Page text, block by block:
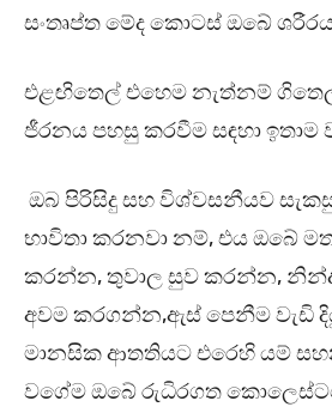
සංතෘප්ත මේද කොටස් ඔබේ
එළඟිතෙල් එහෙම නැත්නම්
ජීරනය පහසු කරවීම සඳහා ඉතාම
ඔබ පිරිසිදු සහ විශ්වසනීයව
භාවිතා කරනවා නම්, එය ඔබේ
කරන්න, තුවාල සුව කරන්න,
අවම කරගන්න,ඇස් පෙනීම වැඩි
මානසික ආතතියට එරෙහි යම්
වගේම ඔබේ රුධිරගත